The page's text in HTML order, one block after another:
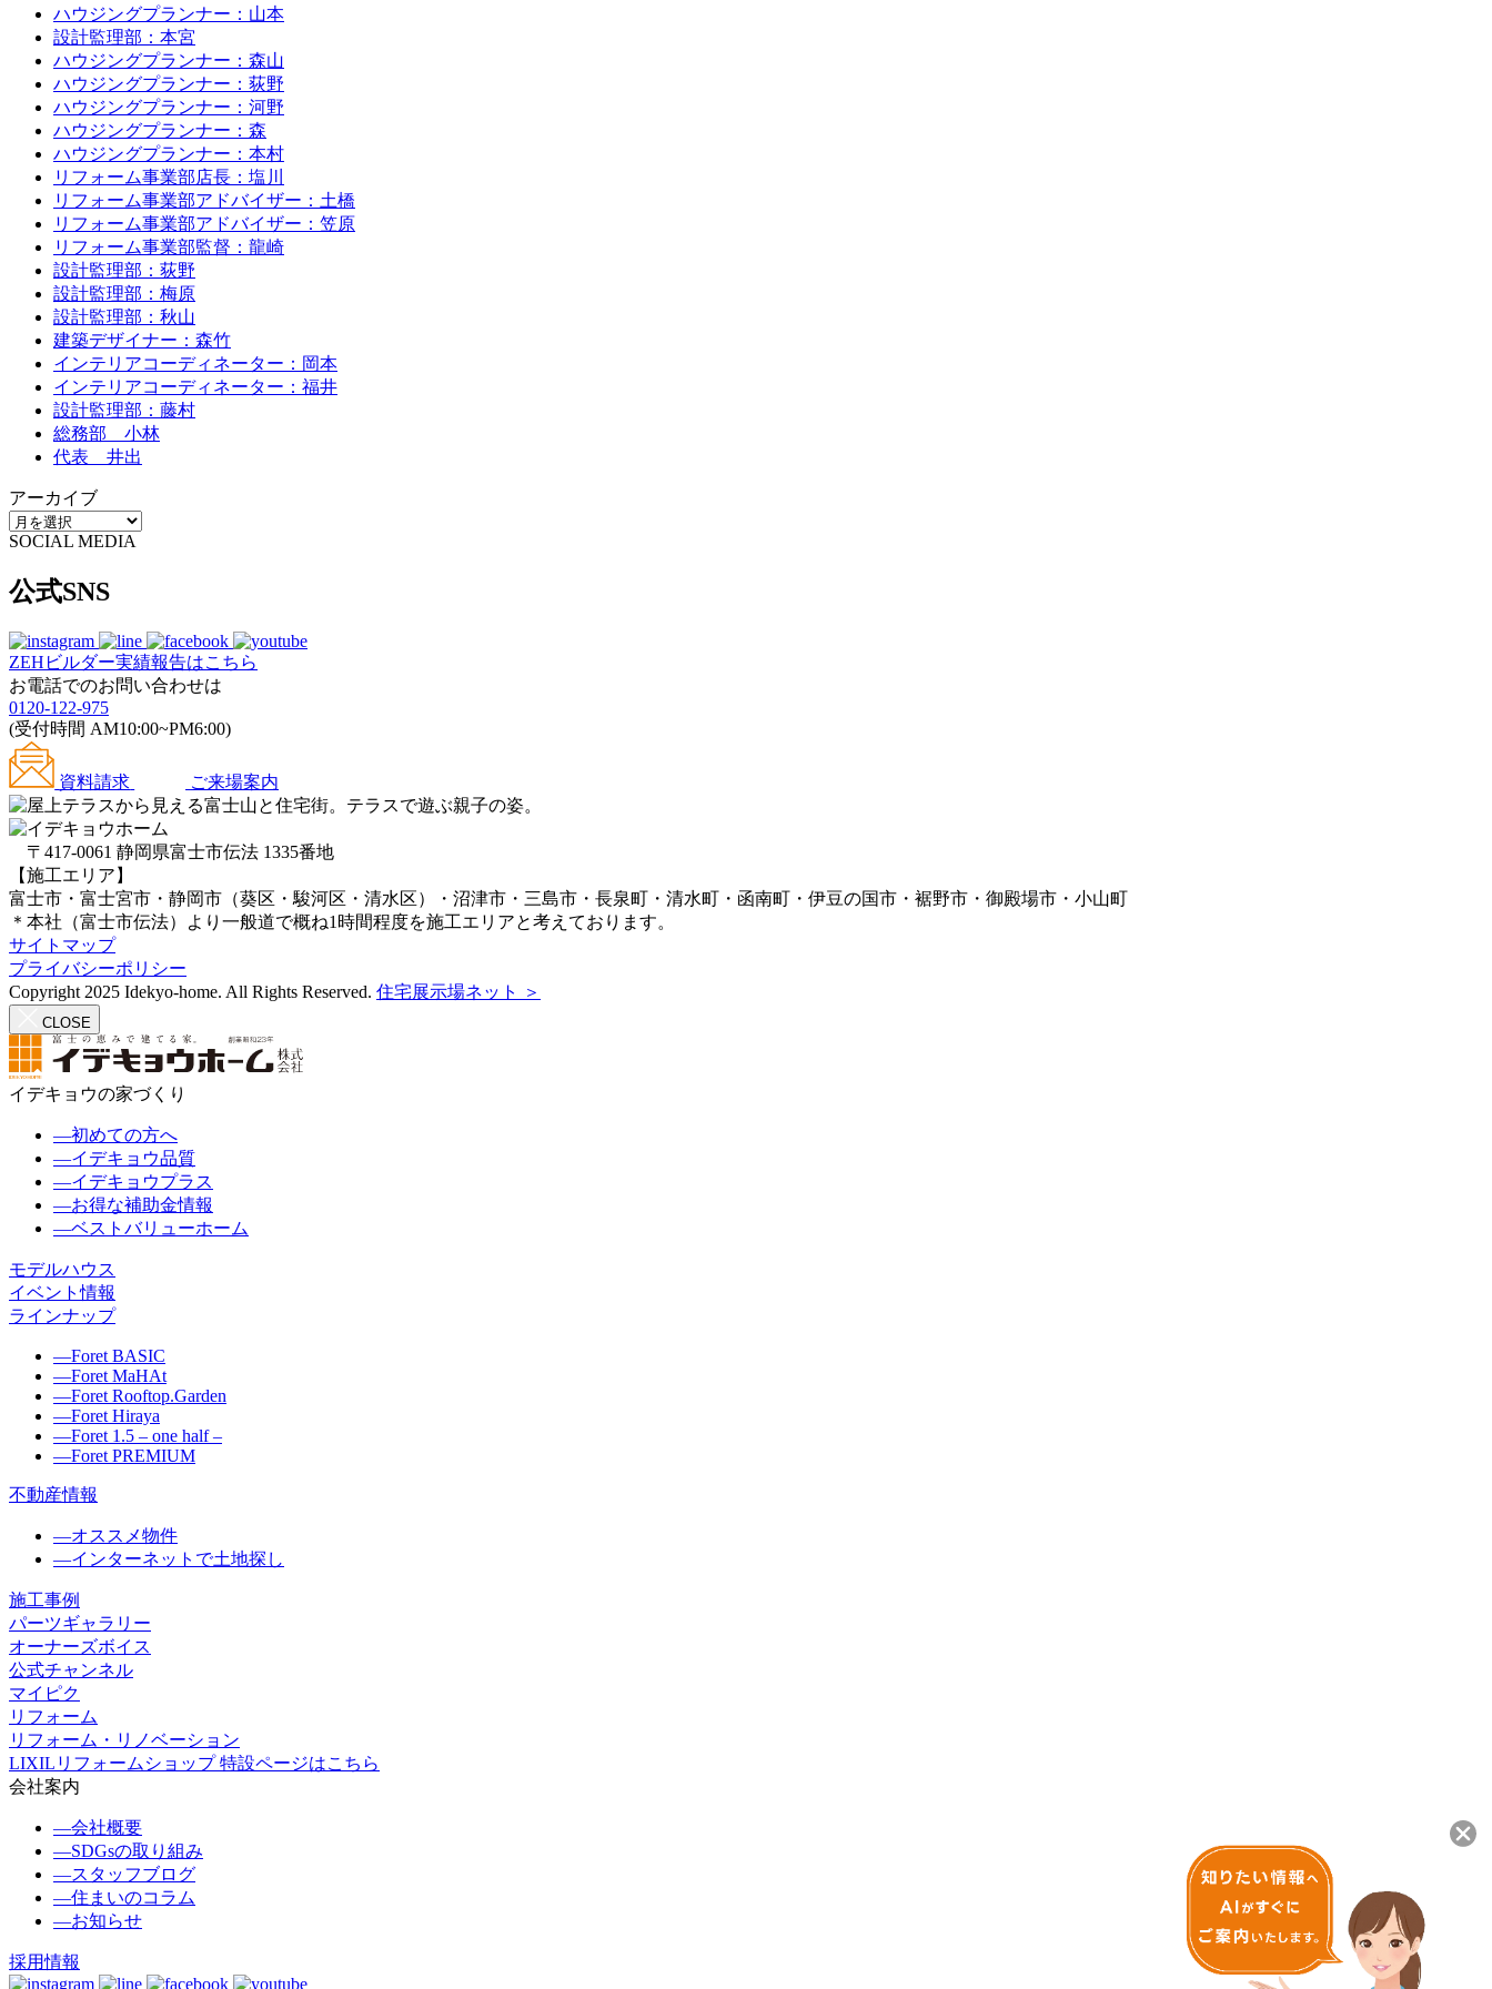
ハウジングプランナー：山本
設計監理部：本宮
ハウジングプランナー：森山
ハウジングプランナー：荻野
ハウジングプランナー：河野
ハウジングプランナー：森
ハウジングプランナー：本村
リフォーム事業部店長：塩川
リフォーム事業部アドバイザー：土橋
リフォーム事業部アドバイザー：笠原
リフォーム事業部監督：龍崎
設計監理部：荻野
設計監理部：梅原
設計監理部：秋山
建築デザイナー：森竹
インテリアコーディネーター：岡本
インテリアコーディネーター：福井
設計監理部：藤村
総務部 小林
代表 井出
アーカイブ
SOCIAL MEDIA
公式SNS
ZEHビルダー実績報告はこちら
お電話でのお問い合わせは
0120-122-975
(受付時間 AM10:00~PM6:00)
資料請求 ご来場案内
〒417-0061 静岡県富士市伝法 1335番地
【施工エリア】
富士市・富士宮市・静岡市（葵区・駿河区・清水区）・沼津市・三島市・長泉町・清水町・函南町・伊豆の国市・裾野市・御殿場市・小山町
＊本社（富士市伝法）より一般道で概ね1時間程度を施工エリアと考えております。
サイトマップ
プライバシーポリシー
Copyright 2025 Idekyo-home. All Rights Reserved. 住宅展示場ネット ＞
CLOSE
イデキョウの家づくり
―初めての方へ
―イデキョウ品質
―イデキョウプラス
―お得な補助金情報
―ベストバリューホーム
モデルハウス
イベント情報
ラインナップ
―Foret BASIC
―Foret MaHAt
―Foret Rooftop.Garden
―Foret Hiraya
―Foret 1.5 – one half –
―Foret PREMIUM
不動産情報
―オススメ物件
―インターネットで土地探し
施工事例
パーツギャラリー
オーナーズボイス
公式チャンネル
マイピク
リフォーム
リフォーム・リノベーション
LIXILリフォームショップ 特設ページはこちら
会社案内
―会社概要
―SDGsの取り組み
―スタッフブログ
―住まいのコラム
―お知らせ
採用情報